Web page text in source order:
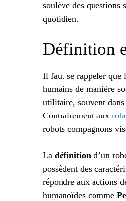
soulève des questions
quotidien.
Définition
Il faut se rappeler que
humains de manière
utilitaire, souvent dans
Contrairement aux
robots compagnons
La définition d’un
possèdent des
répondre aux actions
humanoïdes comme